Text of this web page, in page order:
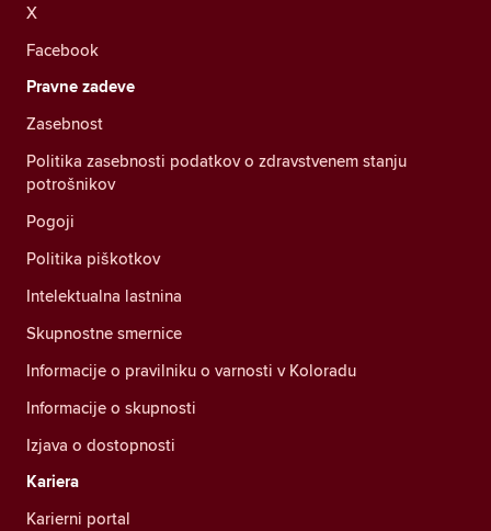
X
Facebook
Pravne zadeve
Zasebnost
Politika zasebnosti podatkov o zdravstvenem stanju
potrošnikov
Pogoji
Politika piškotkov
Intelektualna lastnina
Skupnostne smernice
Informacije o pravilniku o varnosti v Koloradu
Informacije o skupnosti
Izjava o dostopnosti
Kariera
Karierni portal